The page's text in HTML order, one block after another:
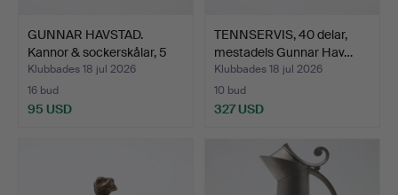
GUNNAR HAVSTAD.
Kannor & sockerskålar, 5
d…
Klubbades 18 jul 2026
16 bud
95 USD
TENNSERVIS, 40 delar,
mestadels Gunnar Hav…
Klubbades 18 jul 2026
10 bud
327 USD